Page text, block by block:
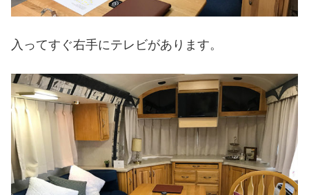
入ってすぐ右手にテレビがあります。